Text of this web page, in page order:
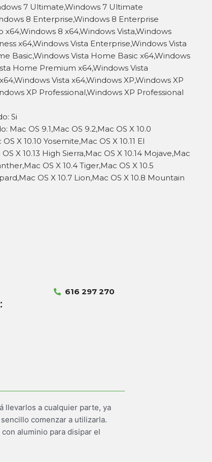
7 Ultimate,Windows 7 Ultimate
8 Enterprise,Windows 8 Enterprise
8 x64,Windows Vista,Windows
x64,Windows Vista Enterprise,Windows Vista
Basic,Windows Vista Home Basic x64,Windows
Home Premium x64,Windows Vista
Vista x64,Windows XP,Windows XP
XP Professional,Windows XP Professional
Si
OS 9.1,Mac OS 9.2,Mac OS X 10.0
X 10.10 Yosemite,Mac OS X 10.11 El
X 10.13 High Sierra,Mac OS X 10.14 Mojave,Mac
OS X 10.4 Tiger,Mac OS X 10.5
OS X 10.7 Lion,Mac OS X 10.8 Mountain
616 297 270
llevarlos a cualquier parte, ya
comenzar a utilizarla.
aluminio para disipar el